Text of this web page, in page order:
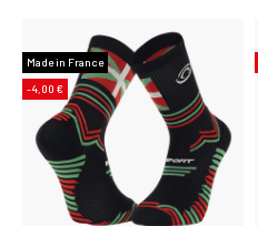
Made in France
-4,00 €